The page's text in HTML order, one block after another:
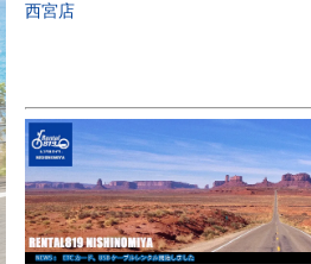
西宮店